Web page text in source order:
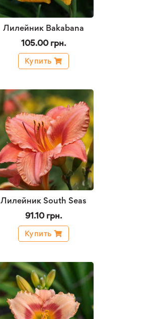
Лилейник Bakabana
105.00 грн.
Купить
Лилейник South Seas
91.10 грн.
Купить